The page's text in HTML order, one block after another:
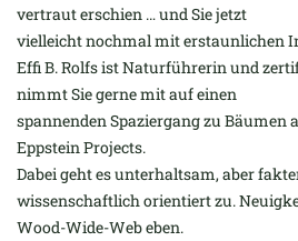
vertraut erschien … und Sie jetzt
vielleicht nochmal mit erstaunlichen
Effi B. Rolfs ist Naturführerin und
nimmt Sie gerne mit auf einen
spannenden Spaziergang zu Bäumen
Eppstein Projects.
Dabei geht es unterhaltsam, aber
wissenschaftlich orientiert zu.
Wood-Wide-Web eben.